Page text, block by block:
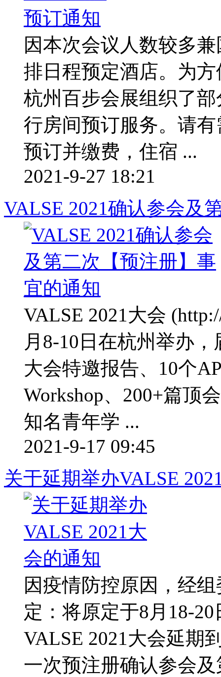
因本次会议人数较多
排日程预定酒店。为
杭州百步会展组织了
行房间预订服务。请
预订并缴费，住宿 ...
2021-9-27 18:21
VALSE 2021确认参会及
VALSE 2021大会
月8-10日在杭州举办
大会特邀报告、10个
Workshop、200+篇顶
知名青年学 ...
2021-9-17 09:45
关于延期举办VALSE
因疫情防控原因，经
定：将原定于8月18-
VALSE 2021大会延期
一次预注册确认参会